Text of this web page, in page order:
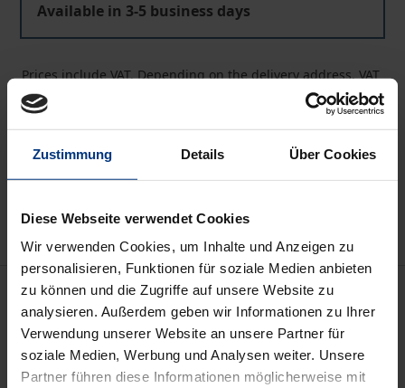
Zustimmung Details Über Cookies
Diese Webseite verwendet Cookies
Wir verwenden Cookies, um Inhalte und Anzeigen zu
personalisieren, Funktionen für soziale Medien anbieten
zu können und die Zugriffe auf unsere Website zu
analysieren. Außerdem geben wir Informationen zu Ihrer
Verwendung unserer Website an unsere Partner für
soziale Medien, Werbung und Analysen weiter. Unsere
Partner führen diese Informationen möglicherweise mit
Available in 3-5 business days
Prices include VAT. Depending on the delivery address, VAT
may vary at checkout.
Add to Wish List
Description
Wohnen wird lebensweltlich heute zunehmend mit
Dingen, Moden und Stilen assoziiert und dann an